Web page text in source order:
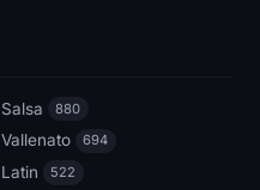
Salsa 880
Vallenato 694
Latin 522